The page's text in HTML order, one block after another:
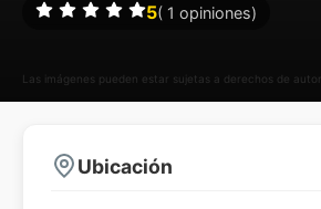
Las imágenes pueden estar sujetas a derechos de autor
5( 1 opiniones)
Ubicación